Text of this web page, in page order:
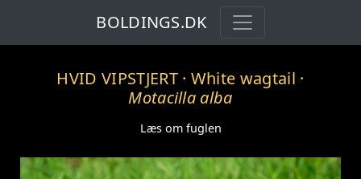
BOLDINGS.DK
HVID VIPSTJERT· White wagtail ·
Motacilla alba
Læs om fuglen